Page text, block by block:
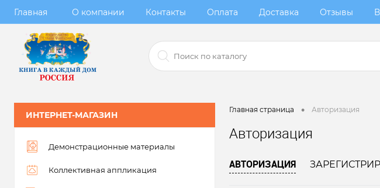
Главная О компании Контакты Оплата Доставка Отзывы
ИНТЕРНЕТ-МАГАЗИН
Демонстрационные материалы
Коллективная аппликация
Главная страница • Авторизация
Авторизация
АВТОРИЗАЦИЯ